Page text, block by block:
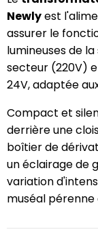
Newlyest
assurer le
lumineuses de
secteur (220V)
24V, adaptée
Compact et
derrière une
boîtier de
un éclairage de
variation
muséal